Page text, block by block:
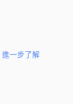
進一步了解